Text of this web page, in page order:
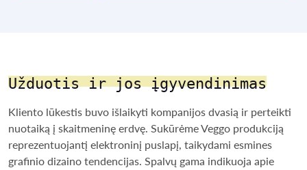
Užduotis ir jos įgyvendinimas
Kliento lūkestis buvo išlaikyti kompanijos dvasią ir perteikti
nuotaiką į skaitmeninę erdvę. Sukūrėme Veggo produkciją
reprezentuojantį elektroninį puslapį, taikydami esmines
grafinio dizaino tendencijas. Spalvų gama indikuoja apie